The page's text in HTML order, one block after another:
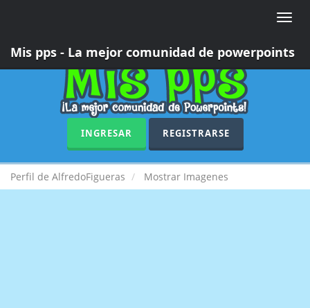
Toggle
Mis pps - La mejor comunidad de powerpoints
INGRESAR REGISTRARSE
Perfil de AlfredoFigueras Mostrar Imagenes